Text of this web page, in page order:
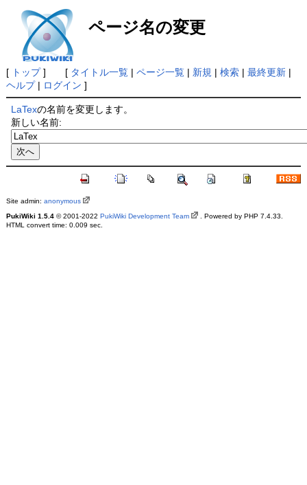
ページ名の変更
[ トップ] [ タイトル一覧| ページ一覧| 新規 | 検索| 最終更新|
ヘルプ| ログイン ]
LaTexの名前を変更します。
新しい名前:
Site admin: anonymous
PukiWiki 1.5.4© 2001-2022 PukiWiki Development Team
. Powered by PHP 7.4.33.
HTML convert time: 0.009 sec.